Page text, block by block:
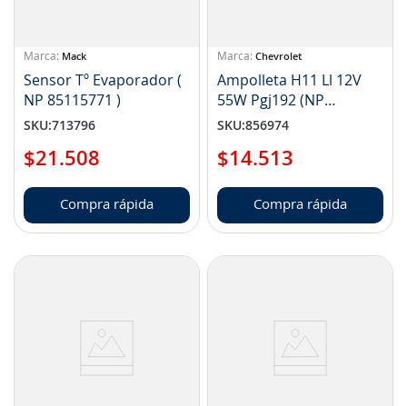
Mack
Sensor Tº Evaporador (
NP 85115771 )
SKU:713796
$21 .508
Compra rápida
Chevrolet
Ampolleta H11 Ll 12V
55W Pgj192 (NP
1964362)
SKU:856974
$14.513
Compra rápida